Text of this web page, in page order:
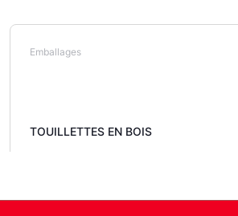
Emballages
TOUILLETTES EN BOIS